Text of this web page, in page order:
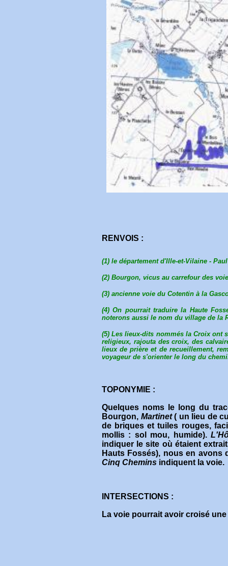
RENVOIS :
(1) le département d'Ille-et-Vilaine -
(2) Bourgon, vicus au carrefour des
(3) ancienne voie du Cotentin à la
(4) On pourrait traduire la Haute
noterons aussi le nom du village de la
(5)Les lieux-dits nommés la Croixont
religieux, rajouta des croix, des
lieux de prière et de recueillement,
voyageur de s'orienter le long du
TOPONYMIE :
Quelques noms le long du
Bourgon, Martinet( un lieu de
de briques et tuiles rouges,
mollis : sol mou, humide).
indiquer le site où étaient
Hauts Fossés), nous en avons
Cinq Chemins indiquent la voie.
INTERSECTIONS :
La voie pourrait avoir croisé